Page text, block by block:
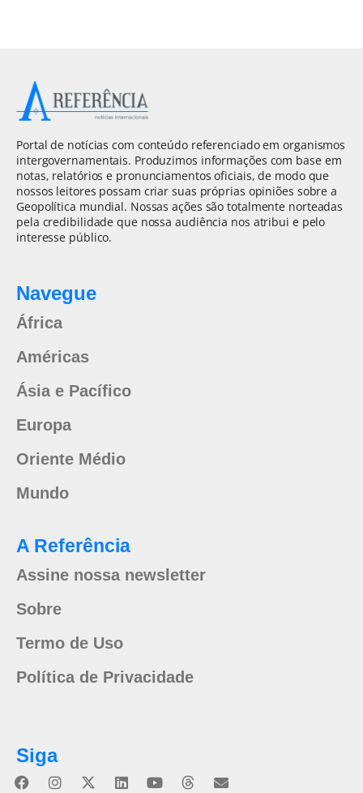
Portal de notícias com conteúdo referenciado em organismos
intergovernamentais. Produzimos informações com base em
notas, relatórios e pronunciamentos oficiais, de modo que
nossos leitores possam criar suas próprias opiniões sobre a
Geopolítica mundial. Nossas ações são totalmente norteadas
pela credibilidade que nossa audiência nos atribui e pelo
interesse público.
Navegue
África
Américas
Ásia e Pacífico
Europa
Oriente Médio
Mundo
A Referência
Assine nossa newsletter
Sobre
Termo de Uso
Política de Privacidade
Siga